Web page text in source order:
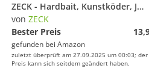
ZECK - Hardbait, Kunstköder, Jerkbait - Rogue Glider 8 cm | 1 m S - Perch
von ZECK
Bester Preis
gefunden bei Amazon
zuletzt überprüft am 27.09.2025 um 00:03; der
Preis kann sich seitdem geändert haben.